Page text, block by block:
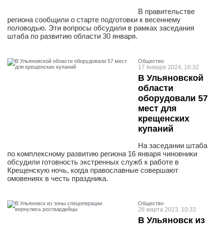
В правительстве
региона сообщили о старте подготовки к весеннему
половодью. Эти вопросы обсудили в рамках заседания
штаба по развитию области 30 января.
Общество
17 января 2024, 16:32
В Ульяновской
области
оборудовали 57
мест для
крещенских
купаний
На заседании штаба
по комплексному развитию региона 16 января чиновники
обсудили готовность экстренных служб к работе в
Крещенскую ночь, когда православные совершают
омовениях в честь праздника.
Общество
28 марта 2023, 10:32
В Ульяновск из